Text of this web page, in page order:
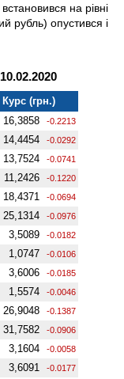
на рівні
рубль) опустився і
Курс (грн.)
16,3858 -0.2213
14,4454 -0.0292
13,7524 -0.0741
11,2426 -0.1220
18,4371 -0.0694
25,1314 -0.0976
3,5089 -0.0182
1,0747 -0.0106
3,6006 -0.0185
1,5574 -0.0046
26,9048 -0.1387
31,7582 -0.0906
3,1604 -0.0058
3,6091 -0.0177